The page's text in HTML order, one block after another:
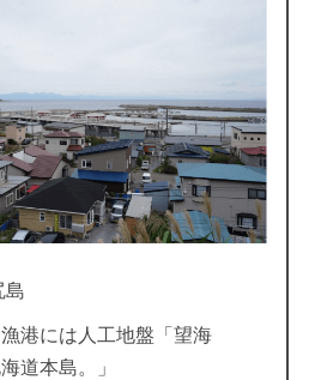
島
漁港には人工地盤「望海
道本島。」